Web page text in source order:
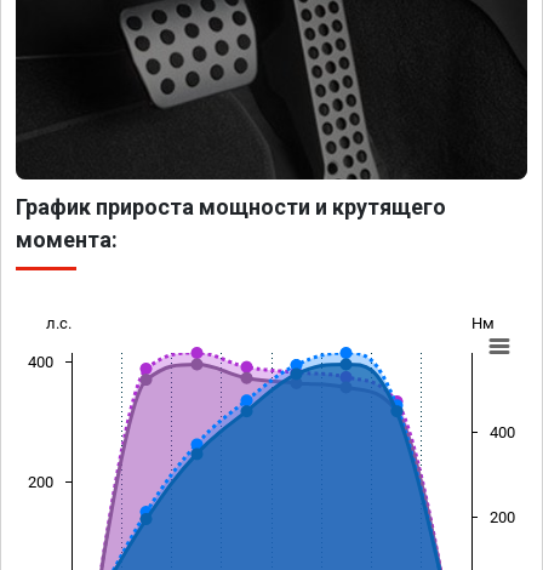
График прироста мощности и крутящего
момента:
л.с. Нм
200
400
200
400